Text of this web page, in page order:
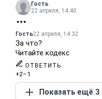
Гость
22 апреля, 14:40
Гость22 апреля, 14:32
За что?
Читайте кодекс
ОТВЕТИТЬ
+2–1
Показать ещё 3